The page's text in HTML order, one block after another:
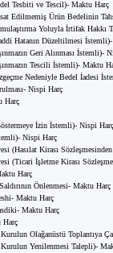
Tesbiti ve Tescil)- Maktu Harç
Edilmemiş Ürün Bedelinin
Yoluyla İrtifak Hakkı
Hatanın Düzeltilmesi
Geri Alınması İstemli)-
Tescili İstemli)- Maktu
Nedeniyle Bedel İadesi
Nispi Harç
Harç
İzin İstemli)- Nispi Harç
Nispi Harç
(Hasılat Kirası
(Ticari İşletme Kirası
Harç
Önlenmesi- Maktu Harç
Maktu Harç
Maktu Harç
Harç
Olağanüstü Toplantıya
Yenilenmesi Talepli)-